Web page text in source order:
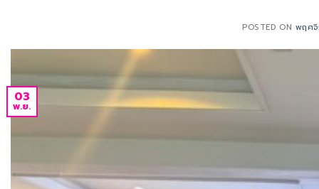
POSTED ON พฤศ
03
พ.ย.